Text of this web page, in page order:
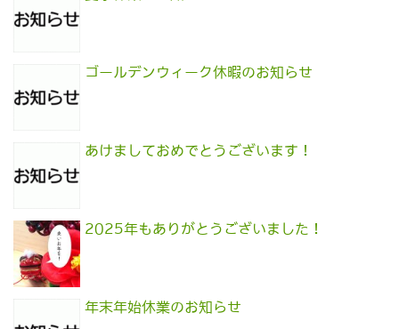
ゴールデンウィーク休暇のお知らせ
あけましておめでとうございます！
2025年もありがとうございました！
年末年始休業のお知らせ